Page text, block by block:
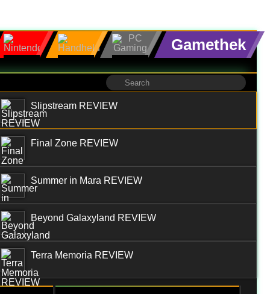
Gamethek
Slipstream REVIEW
Final Zone REVIEW
Summer in Mara REVIEW
Beyond Galaxyland REVIEW
Terra Memoria REVIEW